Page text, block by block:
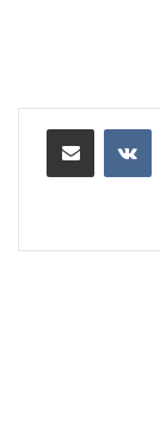
مشاركة عبر البريد